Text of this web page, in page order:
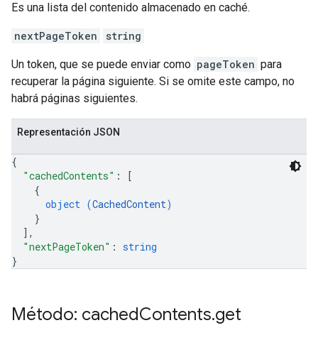
Es una lista del contenido almacenado en caché.
nextPageToken string
Un token, que se puede enviar como pageToken para
recuperar la página siguiente. Si se omite este campo, no
habrá páginas siguientes.
Representación JSON
{
"cachedContents" :
[
{
object (CachedContent)
}
] ,
"nextPageToken" : string
}
Método: cachedContents.get